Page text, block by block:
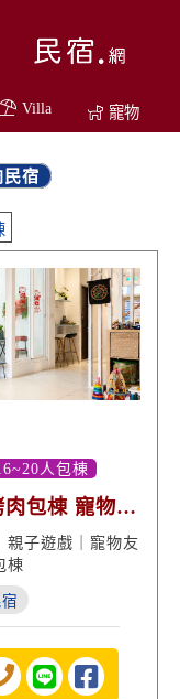
Villa 寵物
民宿
人包棟
肉包棟 寵物友
親子遊戲｜寵物友
棟